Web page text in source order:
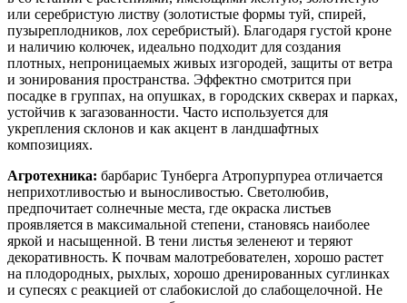
или серебристую листву (золотистые формы туй, спирей,
пузыреплодников, лох серебристый). Благодаря густой кроне
и наличию колючек, идеально подходит для создания
плотных, непроницаемых живых изгородей, защиты от ветра
и зонирования пространства. Эффектно смотрится при
посадке в группах, на опушках, в городских скверах и парках,
устойчив к загазованности. Часто используется для
укрепления склонов и как акцент в ландшафтных
композициях.
Агротехника: барбарис Тунберга Атропурпуреа отличается
неприхотливостью и выносливостью. Светолюбив,
предпочитает солнечные места, где окраска листьев
проявляется в максимальной степени, становясь наиболее
яркой и насыщенной. В тени листья зеленеют и теряют
декоративность. К почвам малотребователен, хорошо растет
на плодородных, рыхлых, хорошо дренированных суглинках
и супесях с реакцией от слабокислой до слабощелочной. Не